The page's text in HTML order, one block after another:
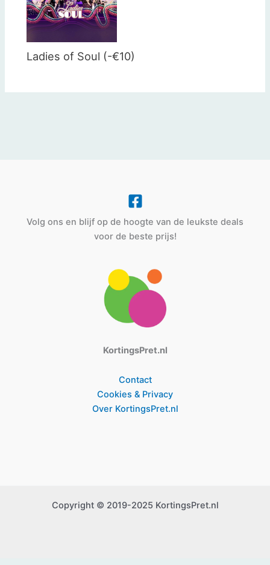
Ladies of Soul (-€10)
Volg ons en blijf op de hoogte van de leukste deals
voor de beste prijs!
KortingsPret.nl
Contact
Cookies & Privacy
Over KortingsPret.nl
Copyright © 2019-2025 KortingsPret.nl